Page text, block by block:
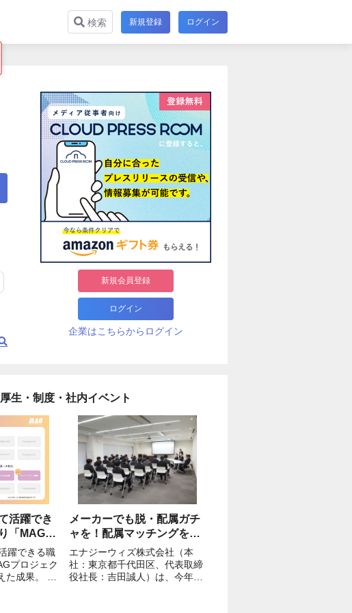
検索 新規登録 ログイン
新規会員登録
ログイン
企業はこちらからログイン
生・制度・社内イベント
活躍でき
「MAGプ
た取り組
躍できる職
プロジェク
た成果。 社
メーカーでも脱・配属ガチ
ャを！配属マッチングを今
年度も採用
エナジーウィズ株式会社（本
社：東京都千代田区、代表取締
役社長：吉田誠人）は、今年度